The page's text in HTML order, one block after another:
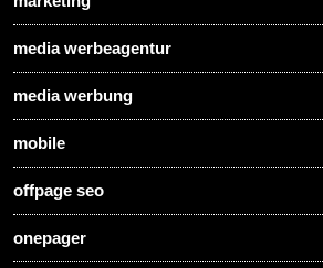
media werbeagentur
media werbung
mobile
offpage seo
onepager